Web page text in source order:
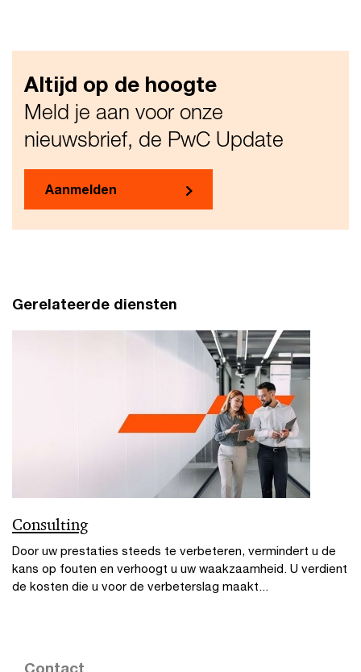
Altijd op de hoogte
Meld je aan voor onze
nieuwsbrief, de PwC Update
Aanmelden
Gerelateerde diensten
Consulting
Door uw prestaties steeds te verbeteren, vermindert u de
kans op fouten en verhoogt u uw waakzaamheid. U verdient
de kosten die u voor de verbeterslag maakt...
Contact